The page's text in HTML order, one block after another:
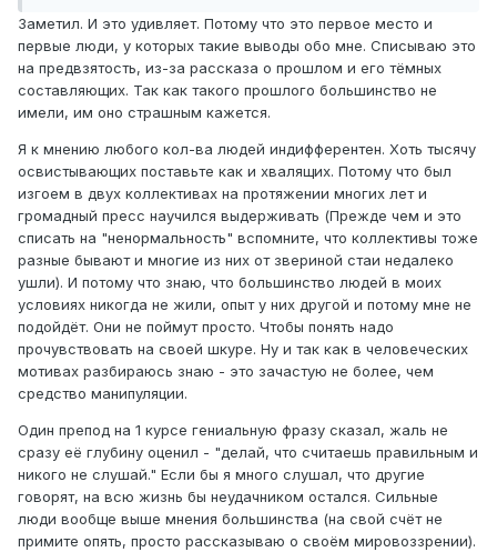
Заметил. И это удивляет. Потому что это первое место и
первые люди, у которых такие выводы обо мне. Списываю это
на предвзятость, из-за рассказа о прошлом и его тёмных
составляющих. Так как такого прошлого большинство не
имели, им оно страшным кажется.
Я к мнению любого кол-ва людей индифферентен. Хоть тысячу
освистывающих поставьте как и хвалящих. Потому что был
изгоем в двух коллективах на протяжении многих лет и
громадный пресс научился выдерживать (Прежде чем и это
списать на "ненормальность" вспомните, что коллективы тоже
разные бывают и многие из них от звериной стаи недалеко
ушли). И потому что знаю, что большинство людей в моих
условиях никогда не жили, опыт у них другой и потому мне не
подойдёт. Они не поймут просто. Чтобы понять надо
прочувствовать на своей шкуре. Ну и так как в человеческих
мотивах разбираюсь знаю - это зачастую не более, чем
средство манипуляции.
Один препод на 1 курсе гениальную фразу сказал, жаль не
сразу её глубину оценил - "делай, что считаешь правильным и
никого не слушай." Если бы я много слушал, что другие
говорят, на всю жизнь бы неудачником остался. Сильные
люди вообще выше мнения большинства (на свой счёт не
примите опять, просто рассказываю о своём мировоззрении).